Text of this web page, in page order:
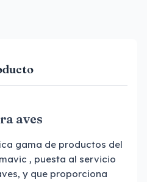
aves
gama de productos del
, puesta al servicio
y que proporciona